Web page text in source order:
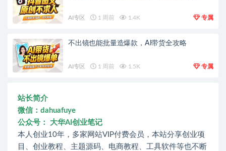
AI专区 1 周前 1.4K 专属
不出镜也能批量造爆款，AI带货全攻略
AI专区 1 周前 1.5K 专属
站长简介
微信：dahuafuye
公众号： 大华AI创业笔记
本人创业10年，多家网站VIP付费会员，本站分享创业项
目、创业教程、主题源码、电商教程、工具软件等也不断